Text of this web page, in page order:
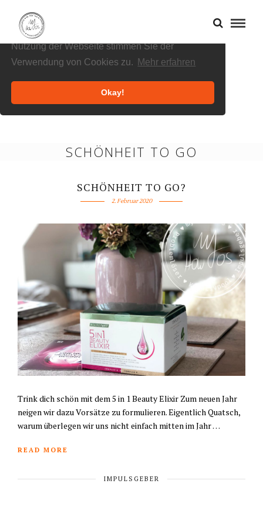
Cookies helfen uns bei der Bereitstellung
unserer Inhalte und Dienste. Durch die weitere
Nutzung der Webseite stimmen Sie der
Verwendung von Cookies zu.
Mehr erfahren
Okay!
SCHÖNHEIT TO GO
SCHÖNHEIT TO GO?
2. Februar 2020
Trink dich schön mit dem 5 in 1 Beauty Elixir Zum neuen Jahr
neigen wir dazu Vorsätze zu formulieren. Eigentlich Quatsch,
warum überlegen wir uns nicht einfach mitten im Jahr …
READ MORE
IMPULSGEBER